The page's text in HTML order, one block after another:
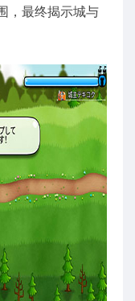
，最终揭示城与